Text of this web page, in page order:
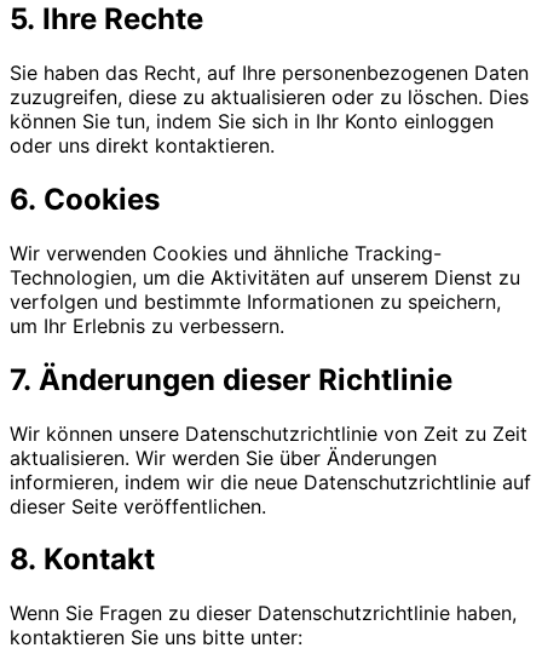
5. Ihre Rechte
Sie haben das Recht, auf Ihre personenbezogenen Daten
zuzugreifen, diese zu aktualisieren oder zu löschen. Dies
können Sie tun, indem Sie sich in Ihr Konto einloggen
oder uns direkt kontaktieren.
6. Cookies
Wir verwenden Cookies und ähnliche Tracking-
Technologien, um die Aktivitäten auf unserem Dienst zu
verfolgen und bestimmte Informationen zu speichern,
um Ihr Erlebnis zu verbessern.
7. Änderungen dieser Richtlinie
Wir können unsere Datenschutzrichtlinie von Zeit zu Zeit
aktualisieren. Wir werden Sie über Änderungen
informieren, indem wir die neue Datenschutzrichtlinie auf
dieser Seite veröffentlichen.
8. Kontakt
Wenn Sie Fragen zu dieser Datenschutzrichtlinie haben,
kontaktieren Sie uns bitte unter: